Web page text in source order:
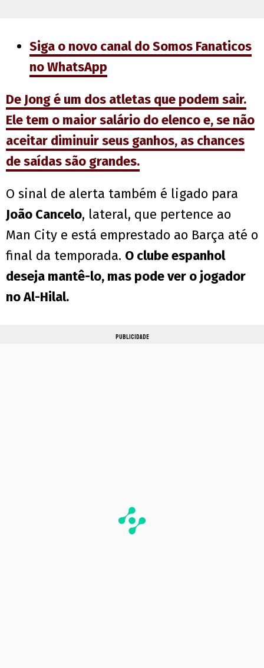
Siga o novo canal do Somos Fanaticos
no WhatsApp
De Jong é um dos atletas que podem sair.
Ele tem o maior salário do elenco e, se não
aceitar diminuir seus ganhos, as chances
de saídas são grandes.
O sinal de alerta também é ligado para
João Cancelo, lateral, que pertence ao
Man City e está emprestado ao Barça até o
final da temporada. O clube espanhol
deseja mantê-lo, mas pode ver o jogador
no Al-Hilal.
PUBLICIDADE